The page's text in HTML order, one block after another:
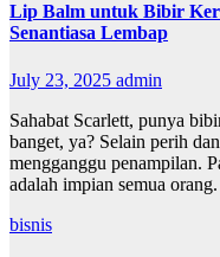
Lip Balm untuk Bibir
Senantiasa Lembap
July 23, 2025 admin
Sahabat Scarlett, punya
banget, ya? Selain perih
mengganggu penampilan.
adalah impian semua
bisnis